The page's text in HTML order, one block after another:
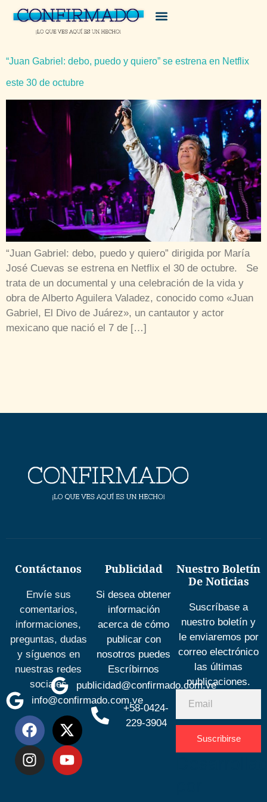
“Juan Gabriel: debo, puedo y quiero” se estrena en Netflix
este 30 de octubre
“Juan Gabriel: debo, puedo y quiero” dirigida por María
José Cuevas se estrena en Netflix el 30 de octubre. Se
trata de un documental y una celebración de la vida y
obra de Alberto Aguilera Valadez, conocido como «Juan
Gabriel, El Divo de Juárez», un cantautor y actor
mexicano que nació el 7 de […]
Contáctanos
Envíe sus
comentarios,
informaciones,
preguntas, dudas
y síguenos en
nuestras redes
sociales
info@confirmado.com.ve
Publicidad
Si desea obtener
información
acerca de cómo
publicar con
nosotros puedes
Escríbirnos
publicidad@confirmado.com.ve
+58-0424-
229-3904
Nuestro Boletín
De Noticias
Suscríbase a
nuestro boletín y
le enviaremos por
correo electrónico
las últimas
publicaciones.
Suscribirse